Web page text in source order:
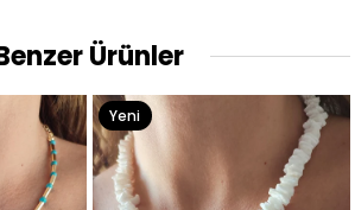
Ürünler
Yeni
Ürün